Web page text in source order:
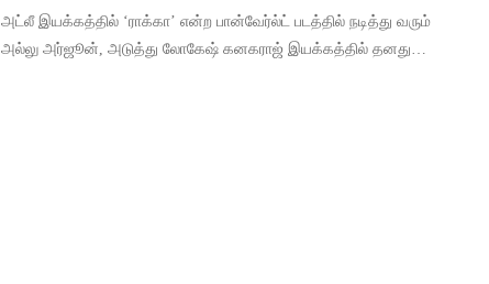
அட்லீ இயக்கத்தில் ‘ராக்கா’ என்ற பான்வேர்ல்ட் படத்தில் நடித்து வரும்
அல்லு அர்ஜூன், அடுத்து லோகேஷ் கனகராஜ் இயக்கத்தில் தனது